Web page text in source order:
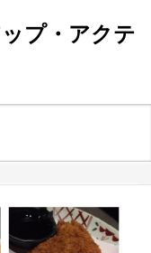
プ・アクテ